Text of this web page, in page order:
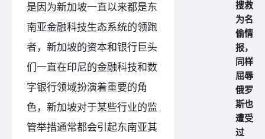
是因为新加坡一直以来都是东
南亚金融科技生态系统的领跑
者，新加坡的资本和银行巨头
们一直在印尼的金融科技和数
字银行领域扮演着重要的角
色，新加坡对于某些行业的监
管举措通常都会引起东南亚其
搜救
为名
偷情
报，
同样
屈辱
俄罗
斯也
遭受
过